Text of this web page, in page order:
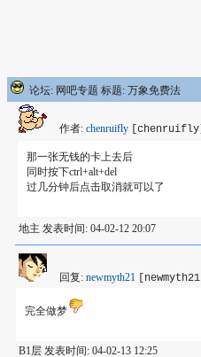
论坛: 网吧专题 标题: 万象免费法
作者: chenruifly [chenruifly]
那一张无钱的卡上去后
同时按下ctrl+alt+del
过几分钟后点击取消就可以了
地主 发表时间: 04-02-12 20:07
回复: newmyth21 [newmyth21]
完全做梦
B1层 发表时间: 04-02-13 12:25